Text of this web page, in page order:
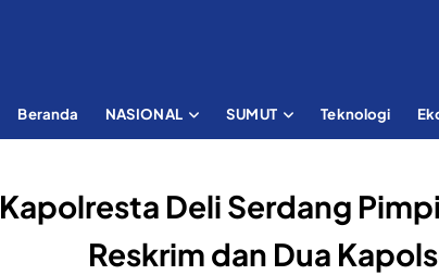
Beranda NASIONAL SUMUT Teknologi
Kapolresta Deli Serdang
Reskrim dan Dua